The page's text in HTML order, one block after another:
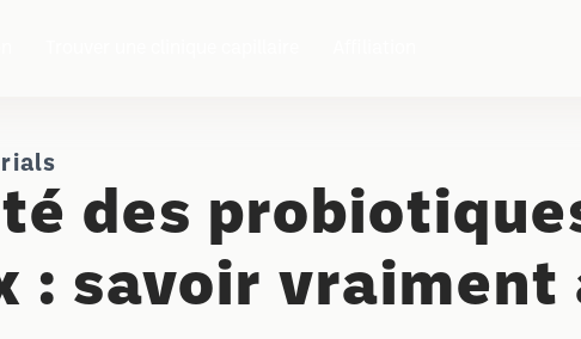
des
: savoir vraiment